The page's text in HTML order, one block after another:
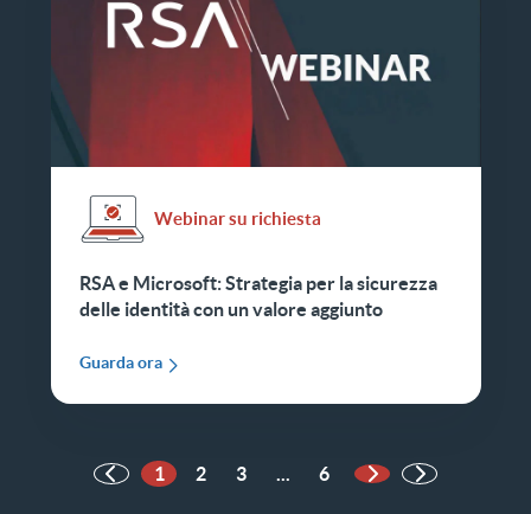
Webinar su richiesta
RSA e Microsoft: Strategia per la sicurezza
delle identità con un valore aggiunto
Guarda ora
1 2 3 ... 6
Pagina successiva